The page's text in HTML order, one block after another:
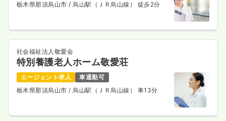
栃木県那須烏山市/ 烏山駅（ＪＲ烏山線） 徒歩2分
社会福祉法人敬愛会
特別養護老人ホーム敬愛荘
エージェント求人
車通勤可
栃木県那須烏山市/ 烏山駅（ＪＲ烏山線） 車13分